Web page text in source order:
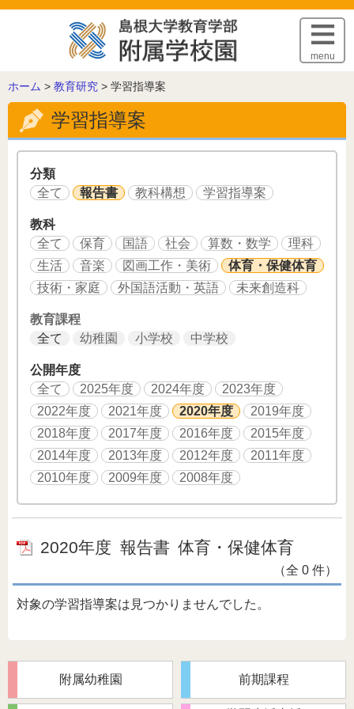
このページの本文へ
menu
こ
の
ー
ジ
ホーム > 教育研究 > 学習指導案
学習指導案
分類
全て
報告書 教科構想 学習指導案
教科
全て
保育 国語 社会 算数・数学
理科
生活
音楽 図画工作・美術
体育・保健体育
技術・家庭
外国語活動・英語 未来創造科
教育課程
全て
幼稚園 小学校 中学校
公開年度
全て
2025年度 2024年度
2023年度
2022年度
2021年度 2020年度
2019年度
2018年度
2017年度 2016年度
2015年度
2014年度
2013年度 2012年度
2011年度
2010年度
2009年度 2008年度
2020年度 報告書 体育・保健体育
（全 0 件）
対象の学習指導案は見つかりませんでした。
附属幼稚園 前期課程